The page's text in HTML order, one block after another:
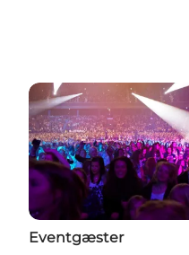
Eventgæster